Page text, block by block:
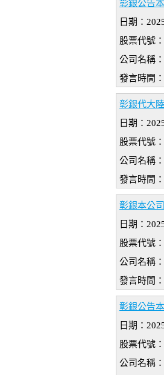
彰銀公告
日期：
股票代號
公司名稱：
發言時間
彰銀代大
日期：
股票代號
公司名稱：
發言時間
彰銀本公
日期：
股票代號
公司名稱：
發言時間
彰銀公告
日期：
股票代號
公司名稱：